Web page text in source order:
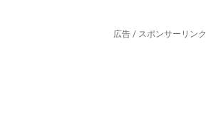
広告 / スポンサーリンク